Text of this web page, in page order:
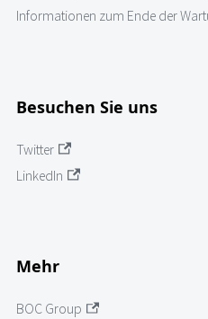
Informationen zum Ende der
Besuchen Sie uns
Twitter
LinkedIn
Mehr
BOC Group